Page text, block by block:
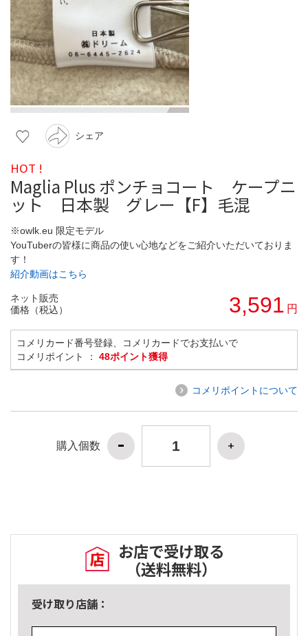
シェア
HOT !
Maglia Plus ポンチョコート ケープニ
ット 日本製 グレー【F】毛混
※owlk.eu 限定モデル
YouTuberの皆様に商品の使い心地などをご紹介いただいておりま
す！
紹介動画はこちら
ネット販売
価格（税込）
3,591 円
コメリカード番号登録、コメリカードでお支払いで
コメリポイント ： 48ポイント獲得
コメリポイントについて
購入個数
お店で受け取る
（送料無料）
受け取り店舗：